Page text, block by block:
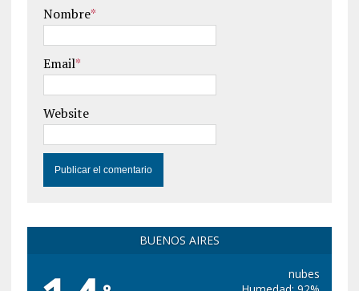
Nombre*
Email*
Website
BUENOS AIRES
nubes